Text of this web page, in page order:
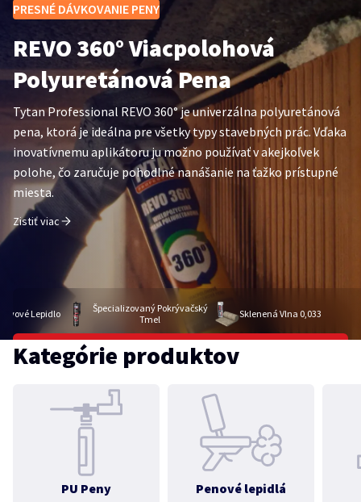
PRESNÉ DÁVKOVANIE PENY
REVO 360° Viacpolohová
Polyuretánová Pena
Tytan Professional REVO 360° je univerzálna polyuretánová
pena, ktorá je ideálna pre všetky typy stavebných prác. Vďaka
inovatívnemu aplikátoru ju možno používať v akejkoľvek
polohe, čo zaručuje pohodlné nanášanie na ťažko prístupné
miesta.
Zistiť viac
Lepidlo
Špecializovaný Pokrývačský
Tmel
Sklenená Vlna 0,033
Top produkty TYTAN
Montážne LepidloUniverzálny Akryl
Zobraziť produkt
Najbližšie školenia TYTAN
Academy
Momentálne nie sú k dispozícii žiadne školenia.
Zobraziť viac školení
Kategórie produktov
PU Peny Penové lepidlá